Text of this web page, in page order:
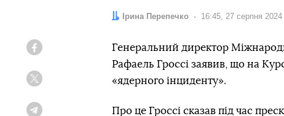
Автор:
Ірина Перепечко Дата:
16:45, 27 серпня 2024
Генеральний директор
Рафаель Гроссі заявив, що на
«ядерного інциденту».
Про це Гроссі сказав під час